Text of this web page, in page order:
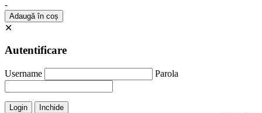
-
Adaugă în coș
✕
Autentificare
Username Parola
Login Inchide